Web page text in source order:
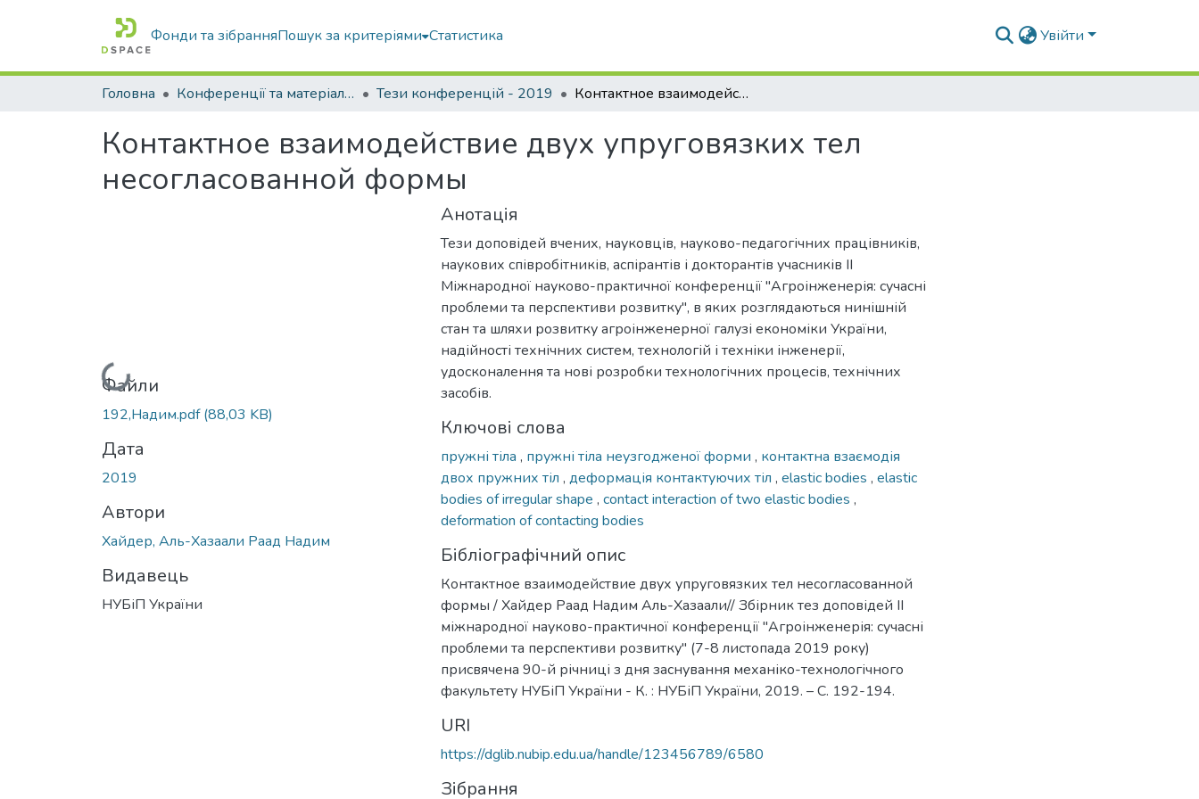
Фонди та зібранняПошук за критеріями Статистика Увійти
Головна Конференції та матеріали конференцій Тези конференцій - 2019 Контактное взаимодействие двух упруговязких тел несогласованной формы
Контактное взаимодействие двух упруговязких тел
несогласованной формы
Вантажиться...
Файли
192,Надим.pdf(88,03 KB)
Дата
2019
Автори
Хайдер, Аль-Хазаали Раад Надим
Видавець
НУБіП України
Анотація
Тези доповідей вчених, науковців, науково-педагогічних працівників,
наукових співробітників, аспірантів і докторантів учасників ІІ
Міжнародної науково-практичної конференції "Агроінженерія: сучасні
проблеми та перспективи розвитку", в яких розглядаються нинішній
стан та шляхи розвитку агроінженерної галузі економіки України,
надійності технічних систем, технологій і техніки інженерії,
удосконалення та нові розробки технологічних процесів, технічних
засобів.
Ключові слова
пружні тіла , пружні тіла неузгодженої форми , контактна взаємодія
двох пружних тіл , деформація контактуючих тіл , elastic bodies , elastic
bodies of irregular shape , contact interaction of two elastic bodies ,
deformation of contacting bodies
Бібліографічний опис
Контактное взаимодействие двух упруговязких тел несогласованной
формы / Хайдер Раад Надим Аль-Хазаали// Збірник тез доповідей ІІ
міжнародної науково-практичної конференції "Агроінженерія: сучасні
проблеми та перспективи розвитку" (7-8 листопада 2019 року)
присвячена 90-й річниці з дня заснування механіко-технологічного
факультету НУБіП України - К. : НУБіП України, 2019. – С. 192-194.
URI
https://dglib.nubip.edu.ua/handle/123456789/6580
Зібрання